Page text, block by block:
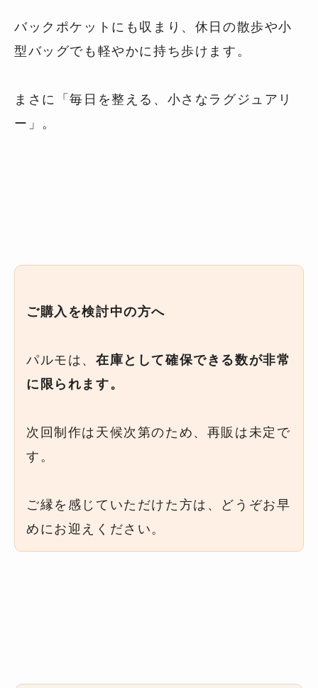
バックポケットにも収まり、休日の散歩や小
型バッグでも軽やかに持ち歩けます。
まさに「毎日を整える、小さなラグジュアリ
ー」。
ご購入を検討中の方へ
パルモは、 在庫として確保できる数が非常
に限られます。
次回制作は天候次第のため、再販は未定で
す。
ご縁を感じていただけた方は、どうぞお早
めにお迎えください。